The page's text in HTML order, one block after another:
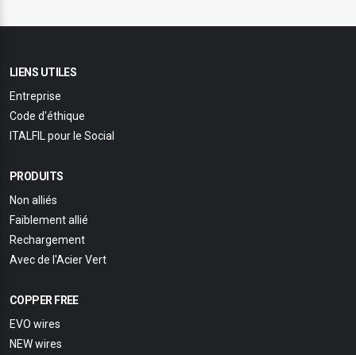
LIENS UTILES
Entreprise
Code d'éthique
ITALFIL pour le Social
PRODUITS
Non alliés
Faiblement allié
Rechargement
Avec de l'Acier Vert
COPPER FREE
EVO wires
NEW wires